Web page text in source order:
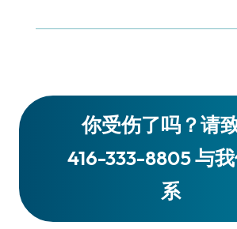
你受伤了吗？请
416-333-8805 与
系